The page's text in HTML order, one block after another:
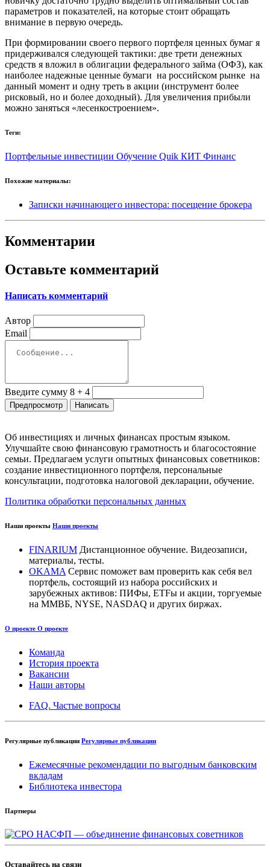
параметров и показателей, на которые стоит обращать
внимание в первую очередь.
При формировании своего первого портфеля ценных бумаг я
придерживался следующей тактики: две трети денежных
средств я вложил в облигации федерального займа (ОФЗ), как
наиболее надежные ценные бумаги на российском рынке на
данный момент и одну треть в акции (инструмент более
рисковый, но и более доходный). Для увеличения прибыли
можно заняться «лесенкостроением».
Теги:
Портфельные инвестиции Обучение Quik КИТ Финанс
Похожие материалы:
Записки начинающего инвестора: посещение брокера
Комментарии
Оставьте комментарий
Написать комментарий
Автор
Email
Введите сумму 8 + 4
Об инвестициях и личных финансах простым языком.
Улучшайте свою финансовую грамотность и благосостояние
семьи. Предлагаем услуги опытных финансовых советников:
создание инвестиционного портфеля, персональные
консультации, подготовка налоговой декларации, обучение.
Политика обработки персональных данных
Наши проекты Наши проекты
FINARIUM Дистанционное обучение. Видеозаписи,
материалы, тесты.
OKAMA Сервис поможет вам проверить как себя вел
портфель, состоящий из набора российских и
зарубежных активов: ПИФы, ETFы и акции, торгуемые
на ММВБ, NYSE, NASDAQ и других биржах.
О проекте О проекте
Команда
История проекта
Вакансии
Наши авторы
FAQ. Частые вопросы
Регулярные публикации Регулярные публикации
Ежемесячные рекомендации по выгодным банковским
вкладам
Библиотека инвестора
Партнеры
Оставайтесь на связи